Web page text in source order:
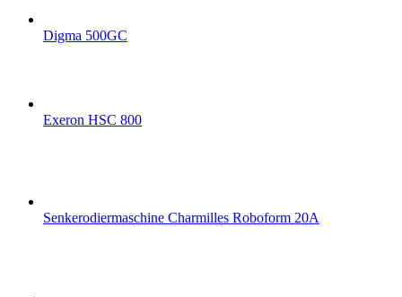
Digma 500GC
Exeron HSC 800
Senkerodiermaschine Charmilles Roboform 20A